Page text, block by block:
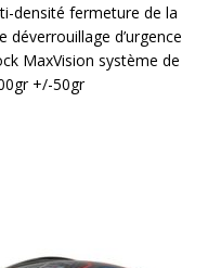
densité fermeture de la
d’urgence
MaxVision système de
+/-50gr